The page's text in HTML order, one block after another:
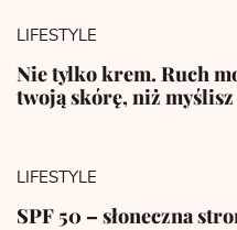
LIFESTYLE
Nie tylko krem. Ruch
twoją skórę, niż myślisz
LIFESTYLE
SPF 50 – słoneczna